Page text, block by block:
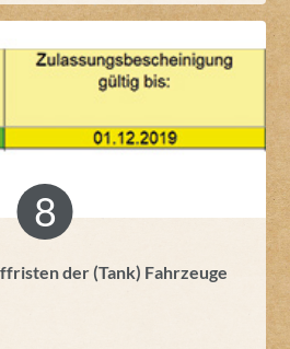
der (Tank) Fahrzeuge